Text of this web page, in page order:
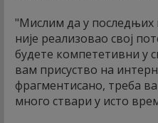
"Мислим да у последњих
није реализовао свој
будете компететивни у
вам присуство на
фрагментисано, треба
много ствари у исто